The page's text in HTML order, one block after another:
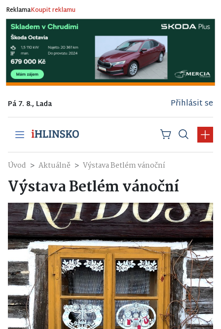
ReklamaKoupit reklamu
Pá 7. 8., Lada Přihlásit se
Úvod Aktuálně Výstava Betlém vánoční
Výstava Betlém vánoční